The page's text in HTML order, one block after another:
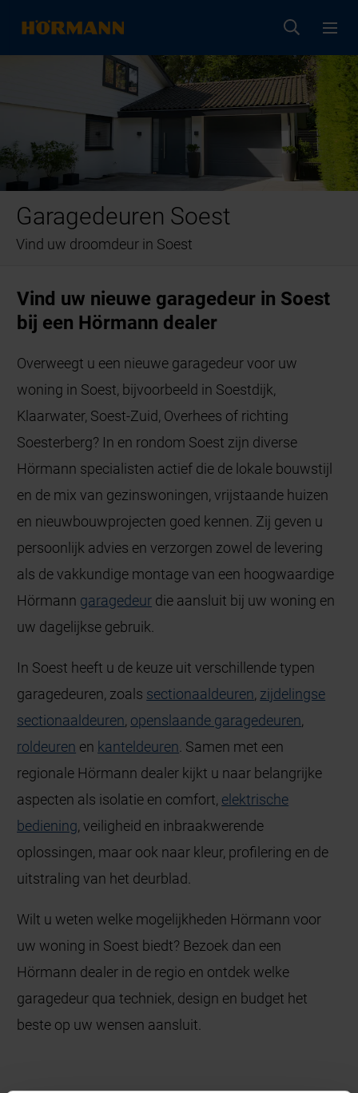
Garagedeuren Soest
Vind uw droomdeur in Soest
Vind uw nieuwe garagedeur in Soest
bij een Hörmann dealer
Overweegt u een nieuwe garagedeur voor uw
woning in Soest, bijvoorbeeld in Soestdijk,
Klaarwater, Soest-Zuid, Overhees of richting
Soesterberg? In en rondom Soest zijn diverse
Hörmann specialisten actief die de lokale bouwstijl
en de mix van gezinswoningen, vrijstaande huizen
en nieuwbouwprojecten goed kennen. Zij geven u
persoonlijk advies en verzorgen zowel de levering
als de vakkundige montage van een hoogwaardige
Hörmann garagedeur die aansluit bij uw woning en
uw dagelijkse gebruik.
In Soest heeft u de keuze uit verschillende typen
garagedeuren, zoals sectionaaldeuren, zijdelingse
sectionaaldeuren, openslaande garagedeuren,
roldeuren en kanteldeuren . Samen met een
regionale Hörmann dealer kijkt u naar belangrijke
aspecten als isolatie en comfort, elektrische
bediening, veiligheid en inbraakwerende
oplossingen, maar ook naar kleur, profilering en de
uitstraling van het deurblad.
Wilt u weten welke mogelijkheden Hörmann voor
uw woning in Soest biedt? Bezoek dan een
Hörmann dealer in de regio en ontdek welke
garagedeur qua techniek, design en budget het
beste op uw wensen aansluit.